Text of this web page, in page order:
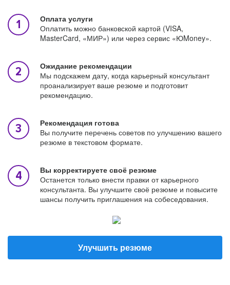
Оплата услуги
Оплатить можно банковской картой (VISA,
MasterCard, «МИР») или через сервис «ЮMoney».
Ожидание рекомендации
Мы подскажем дату, когда карьерный консультант
проанализирует ваше резюме и подготовит
рекомендацию.
Рекомендация готова
Вы получите перечень советов по улучшению вашего
резюме в текстовом формате.
Вы корректируете своё резюме
Останется только внести правки от карьерного
консультанта. Вы улучшите своё резюме и повысите
шансы получить приглашения на собеседования.
Улучшить резюме